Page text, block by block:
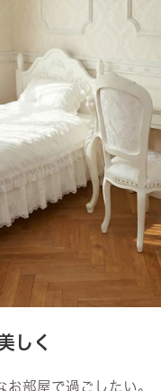
しく
お部屋で過ごしたい。